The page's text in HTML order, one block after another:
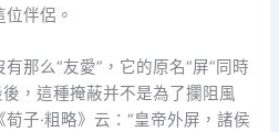
伴侶。
那么“友愛”，它的原名“屏”同時
，這種掩蔽并不是為了攔阻風
子·粗略》云：“皇帝外屏，諸侯